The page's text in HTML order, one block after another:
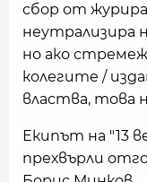
сбор от
неутрализира
но ако
колегите /
властва, това
Екипът на "13
прехвърли